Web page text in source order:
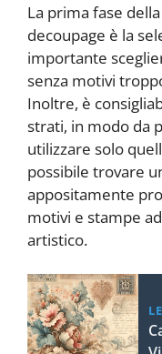
La prima fase
decoupage è la
importante
senza motivi
Inoltre, è
strati, in modo da
utilizzare solo
possibile trovare
appositamente
motivi e stampe
artistico.